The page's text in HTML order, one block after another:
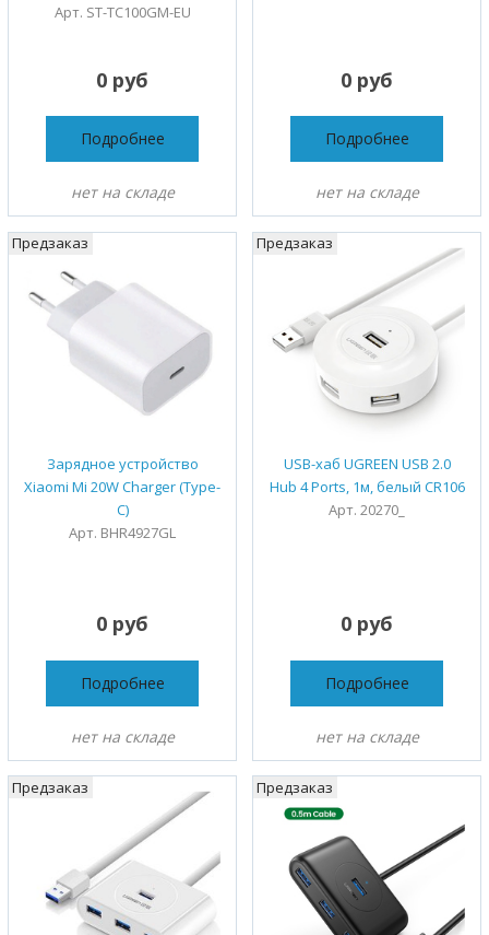
Арт. ST-TC100GM-EU
0 руб
Подробнее
нет на складе
0 руб
Подробнее
нет на складе
Зарядное устройство
Xiaomi Mi 20W Charger (Type-
C)
Арт. BHR4927GL
Предзаказ
0 руб
Подробнее
нет на складе
USB-хаб UGREEN USB 2.0
Hub 4 Ports, 1м, белый CR106
Арт. 20270_
Предзаказ
0 руб
Подробнее
нет на складе
Предзаказ Предзаказ